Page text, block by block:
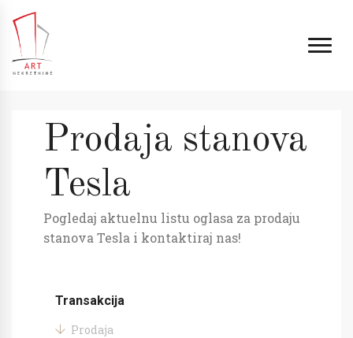
Prodaja stanova
Tesla
Pogledaj aktuelnu listu oglasa za prodaju
stanova Tesla i kontaktiraj nas!
Transakcija
Prodaja